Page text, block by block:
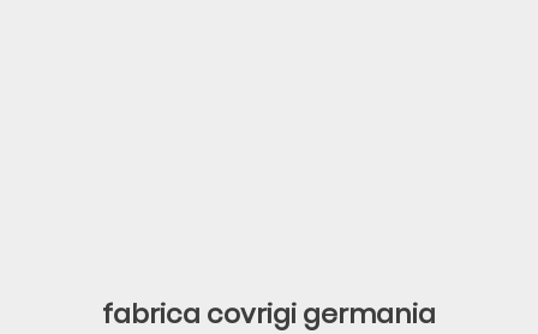
fabrica covrigi germania